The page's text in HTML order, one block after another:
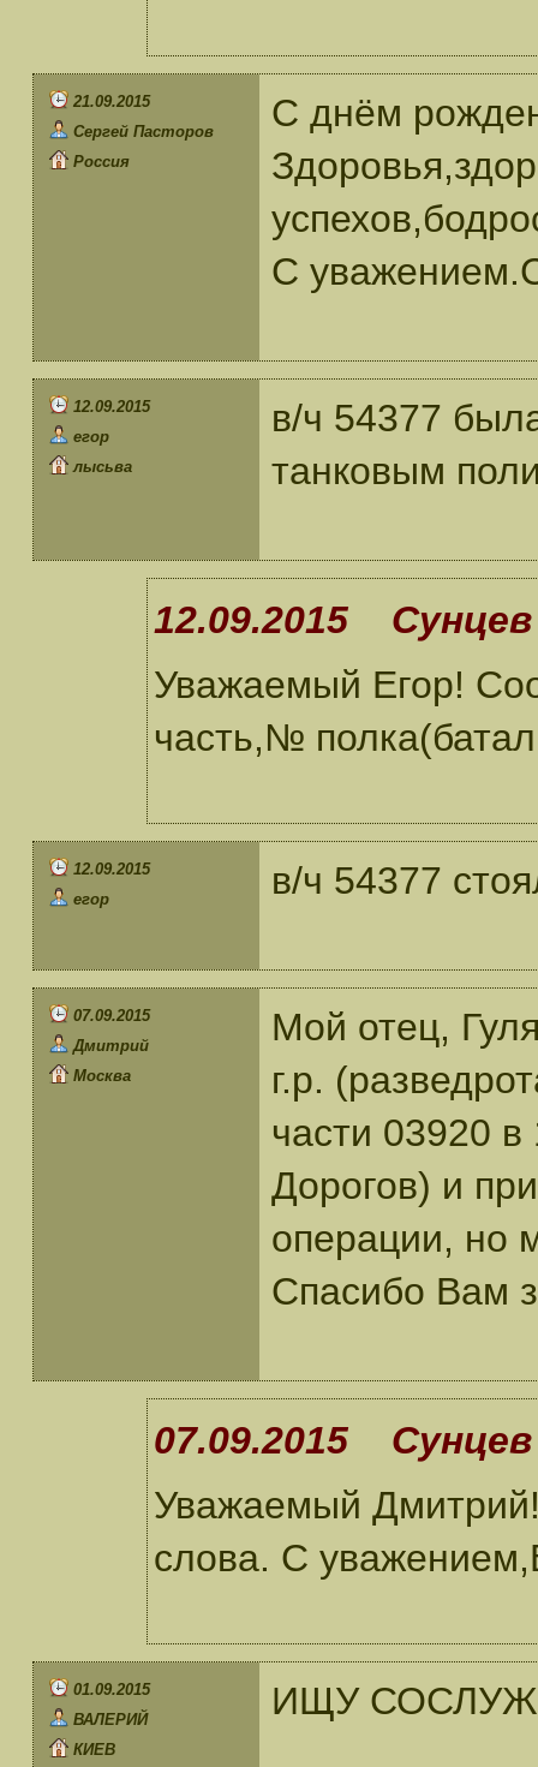
21.09.2015
Сергей Пасторов
Россия
С днём
С
12.09.2015
егор
лысьва
в/ч 54377
танковым
12.09.2015
Уважаемый Егор!
часть,№
12.09.2015
егор
в/ч 54377
07.09.2015
Дмитрий
Москва
Мой отец,
г.р.
части 03920
Дорогов) и
операции, но
Спасибо Вам
07.09.2015
Уважаемый
слова. С
01.09.2015
ВАЛЕРИЙ
КИЕВ
ИЩУ